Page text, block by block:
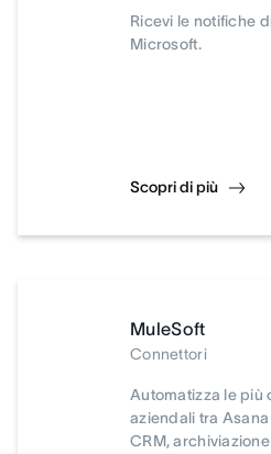
Ricevi le notifiche
Microsoft.
Scopri di più
MuleSoft
Connettori
Automatizza le più
aziendali tra
CRM,